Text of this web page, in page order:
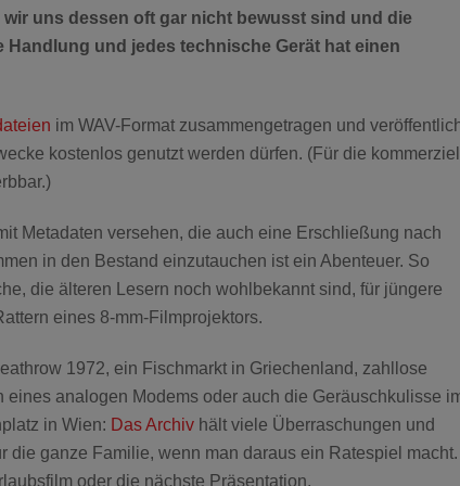
uns dessen oft gar nicht bewusst sind und die
und jedes technische Gerät hat einen
im WAV-Format zusammengetragen und
kostenlos genutzt werden dürfen. (Für die
Metadaten versehen, die auch eine Erschließung nach
in den Bestand einzutauchen ist ein Abenteuer. So
die älteren Lesern noch wohlbekannt sind, für jüngere
eines 8-mm-Filmprojektors.
1972, ein Fischmarkt in Griechenland, zahllose
analogen Modems oder auch die Geräuschkulisse
in Wien: Das Archivhält viele Überraschungen und
ganze Familie, wenn man daraus ein Ratespiel macht.
oder die nächste Präsentation.